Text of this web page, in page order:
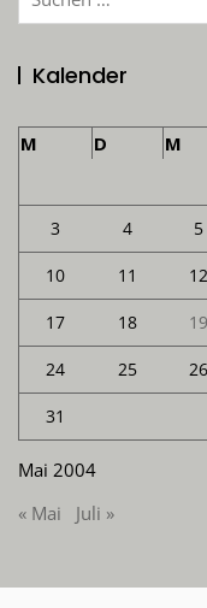
Kalender
Mai 2004
M D M
3 4 5
10 11 12
17 18 19
24 25 26
31
« Mai Juli »